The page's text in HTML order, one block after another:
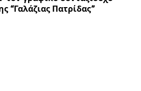
“Γαλάζιας Πατρίδας”